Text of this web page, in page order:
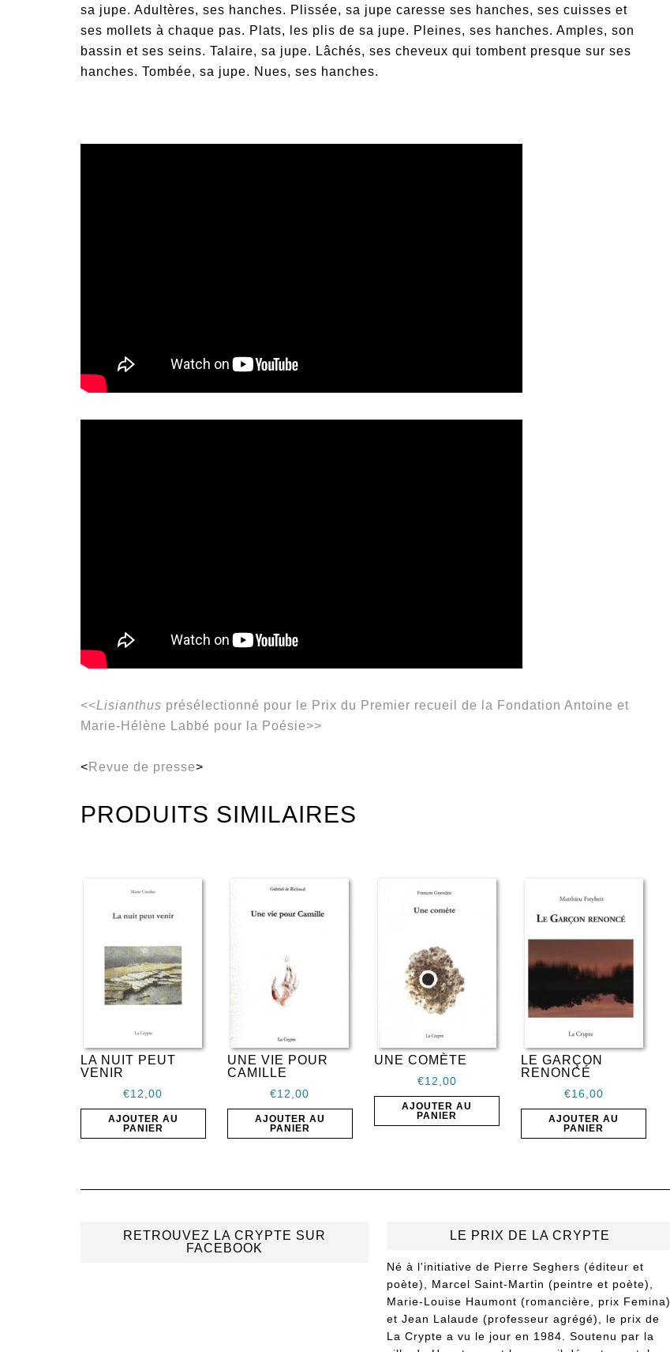
sa jupe. Adultères, ses hanches. Plissée, sa jupe caresse ses hanches, ses cuisses et
ses mollets à chaque pas. Plats, les plis de sa jupe. Pleines, ses hanches. Amples, son
bassin et ses seins. Talaire, sa jupe. Lâchés, ses cheveux qui tombent presque sur ses
hanches. Tombée, sa jupe. Nues, ses hanches.
<<Lisianthus présélectionné pour le Prix du Premier recueil de la Fondation Antoine et
Marie-Hélène Labbé pour la Poésie>>
< Revue de presse>
PRODUITS SIMILAIRES
LA NUIT PEUT
VENIR
€12,00
AJOUTER AU
PANIER
UNE VIE POUR
CAMILLE
€12,00
AJOUTER AU
PANIER
UNE COMÈTE
€12,00
AJOUTER AU
PANIER
LE GARÇON
RENONCÉ
€16,00
AJOUTER AU
PANIER
RETROUVEZ LA CRYPTE SUR
FACEBOOK
LE PRIX DE LA CRYPTE
Né à l'initiative de Pierre Seghers (éditeur et
poète), Marcel Saint-Martin (peintre et poète),
Marie-Louise Haumont (romancière, prix Femina)
et Jean Lalaude (professeur agrégé), le prix de
La Crypte a vu le jour en 1984. Soutenu par la